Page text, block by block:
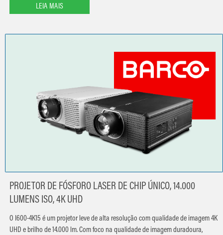
LEIA MAIS
PROJETOR DE FÓSFORO LASER DE CHIP ÚNICO, 14.000
LUMENS ISO, 4K UHD
O I600-4K15 é um projetor leve de alta resolução com qualidade de imagem 4K
UHD e brilho de 14.000 lm. Com foco na qualidade de imagem duradoura,